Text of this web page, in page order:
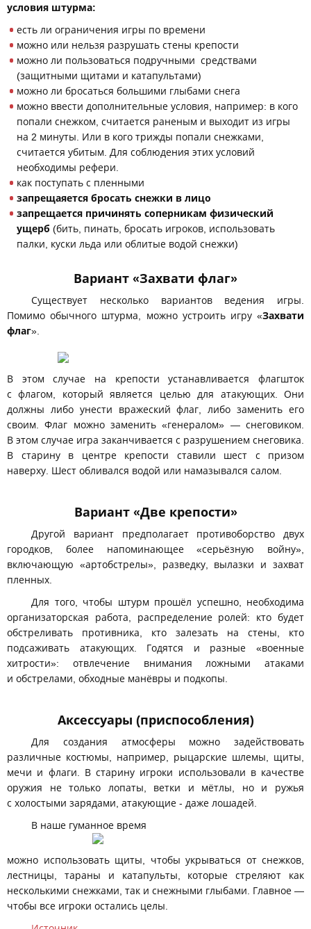
условия штурма:
есть ли ограничения игры по времени
можно или нельзя разрушать стены крепости
можно ли пользоваться подручными средствами
(защитными щитами и катапультами)
можно ли бросаться большими глыбами снега
можно ввести дополнительные условия, например: в кого
попали снежком, считается раненым и выходит из игры
на 2 минуты. Или в кого трижды попали снежками,
считается убитым. Для соблюдения этих условий
необходимы рефери.
как поступать с пленными
запрещаяется бросать снежки в лицо
запрещается причинять соперникам физический
ущерб (бить, пинать, бросать игроков, использовать
палки, куски льда или облитые водой снежки)
Вариант «Захвати флаг»
Существует несколько вариантов ведения игры.
Помимо обычного штурма, можно устроить игру «Захвати
флаг».
В этом случае на крепости устанавливается флагшток
с флагом, который является целью для атакующих. Они
должны либо унести вражеский флаг, либо заменить его
своим. Флаг можно заменить «генералом» — снеговиком.
В этом случае игра заканчивается с разрушением снеговика.
В старину в центре крепости ставили шест с призом
наверху. Шест обливался водой или намазывался салом.
Вариант «Две крепости»
Другой вариант предполагает противоборство двух
городков, более напоминающее «серьёзную войну»,
включающую «артобстрелы», разведку, вылазки и захват
пленных.
Для того, чтобы штурм прошёл успешно, необходима
организаторская работа, распределение ролей: кто будет
обстреливать противника, кто залезать на стены, кто
подсаживать атакующих. Годятся и разные «военные
хитрости»: отвлечение внимания ложными атаками
и обстрелами, обходные манёвры и подкопы.
Аксессуары (приспособления)
Для создания атмосферы можно задействовать
различные костюмы, например, рыцарские шлемы, щиты,
мечи и флаги. В старину игроки использовали в качестве
оружия не только лопаты, ветки и мётлы, но и ружья
с холостыми зарядами, атакующие - даже лошадей.
В наше гуманное время
можно использовать щиты, чтобы укрываться от снежков,
лестницы, тараны и катапульты, которые стреляют как
несколькими снежками, так и снежными глыбами. Главное —
чтобы все игроки остались целы.